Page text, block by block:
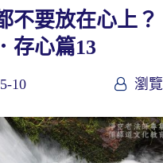
不要放在心上
存心篇13
10 瀏